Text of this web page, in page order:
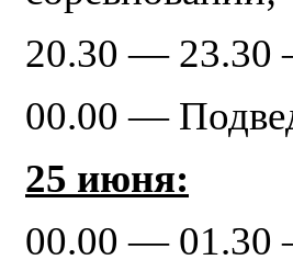
20.30 — 23.30
00.00 —
25 июня:
00.00 — 01.30